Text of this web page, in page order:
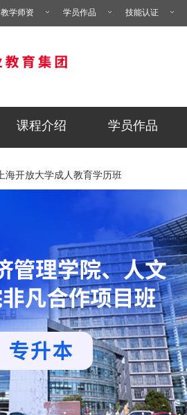
教学师资 学员作品 技能认证
课程介绍 学员作品
上海开放大学成人教育学历班